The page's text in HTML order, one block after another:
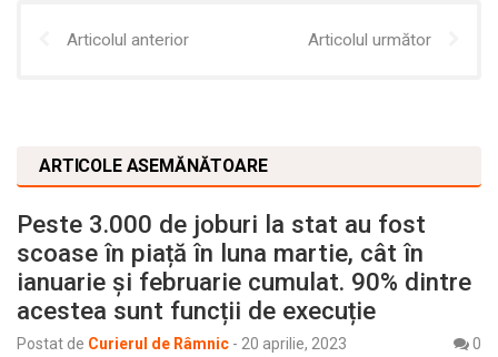
Articolul anterior Articolul următor
ARTICOLE ASEMĂNĂTOARE
Peste 3.000 de joburi la stat au fost
scoase în piață în luna martie, cât în
ianuarie și februarie cumulat. 90% dintre
acestea sunt funcții de execuție
Postat de Curierul de Râmnic - 20 aprilie, 2023
0